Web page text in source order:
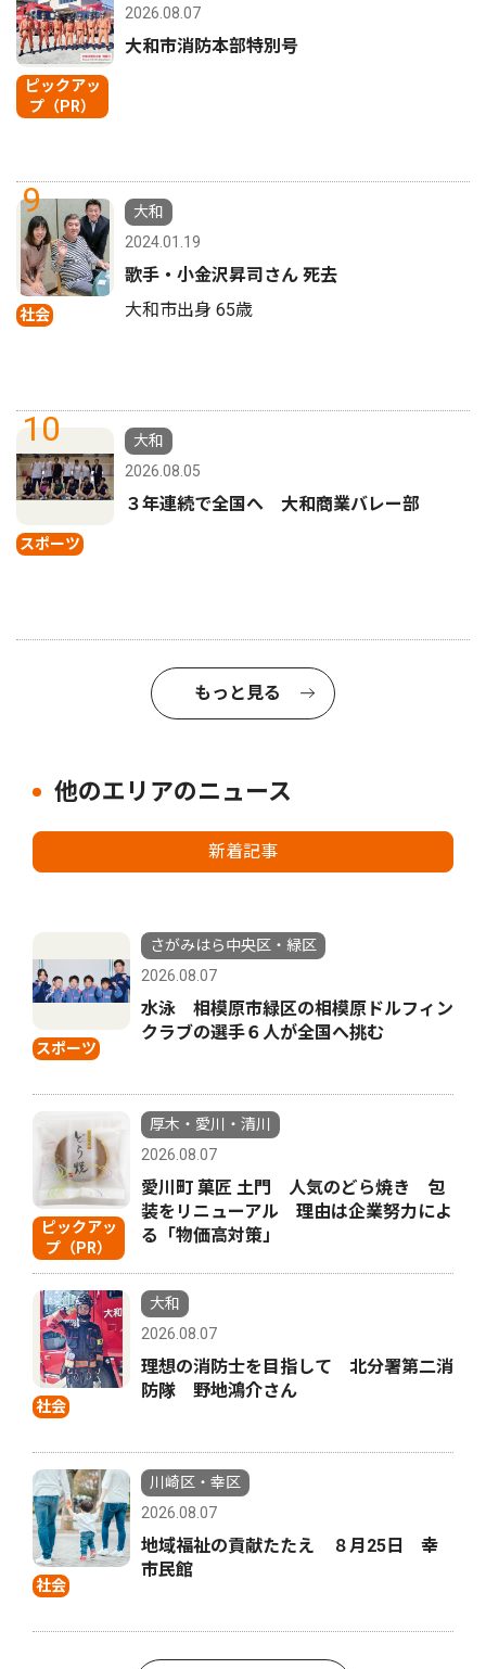
ピックアッ
プ（PR）
2026.08.07
大和市消防本部特別号
9
社会
大和
2024.01.19
歌手・小金沢昇司さん 死去
大和市出身 65歳
10
スポーツ
大和
2026.08.05
３年連続で全国へ 大和商業バレー部
もっと見る
他のエリアのニュース
新着記事
スポーツ
さがみはら中央区・緑区
2026.08.07
水泳 相模原市緑区の相模原ドルフィン
クラブの選手６人が全国へ挑む
ピックアッ
プ（PR）
厚木・愛川・清川
2026.08.07
愛川町 菓匠 土門 人気のどら焼き 包
装をリニューアル 理由は企業努力によ
る「物価高対策」
社会
大和
2026.08.07
理想の消防士を目指して 北分署第二消
防隊 野地鴻介さん
社会
川崎区・幸区
2026.08.07
地域福祉の貢献たたえ ８月25日 幸
市民館